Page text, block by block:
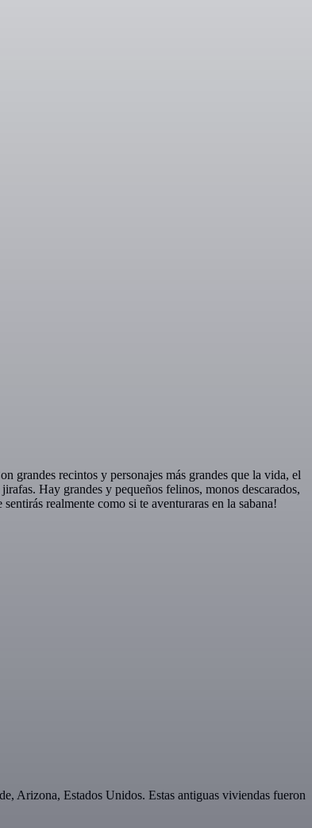
grandes recintos y personajes más grandes que la vida, el
Hay grandes y pequeños felinos, monos descarados,
realmente como si te aventuraras en la sabana!
Arizona, Estados Unidos. Estas antiguas viviendas fueron